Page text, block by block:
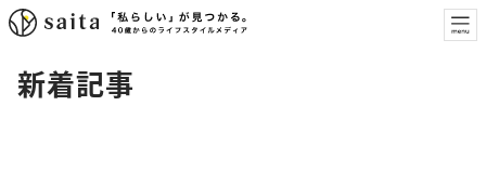
新着記事